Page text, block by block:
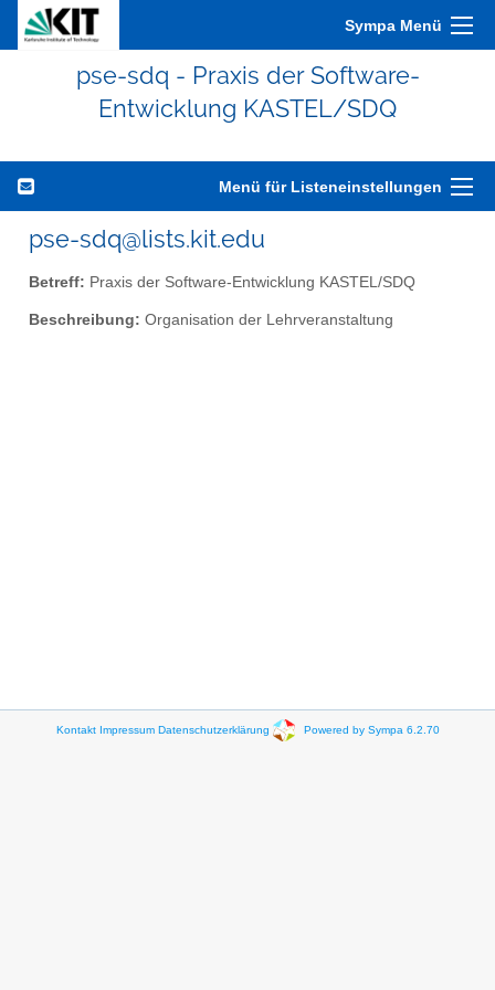
Sympa Menü
pse-sdq - Praxis der Software-
Entwicklung KASTEL/SDQ
Menü für Listeneinstellungen
pse-sdq@lists.kit.edu
Betreff: Praxis der Software-Entwicklung KASTEL/SDQ
Beschreibung: Organisation der Lehrveranstaltung
Kontakt Impressum Datenschutzerklärung Powered by Sympa 6.2.70